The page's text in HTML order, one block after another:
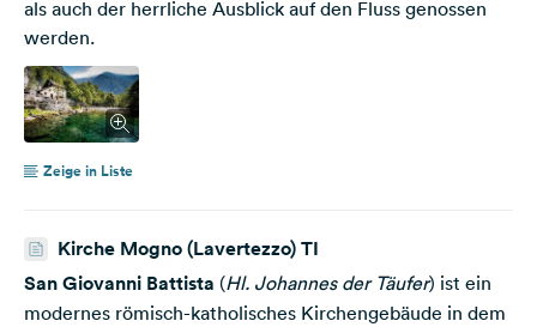
als auch der herrliche Ausblick auf den Fluss genossen
werden.
Zeige in Liste
Kirche Mogno (Lavertezzo) TI
San Giovanni Battista (Hl. Johannes der Täufer) ist ein
modernes römisch-katholisches Kirchengebäude in dem